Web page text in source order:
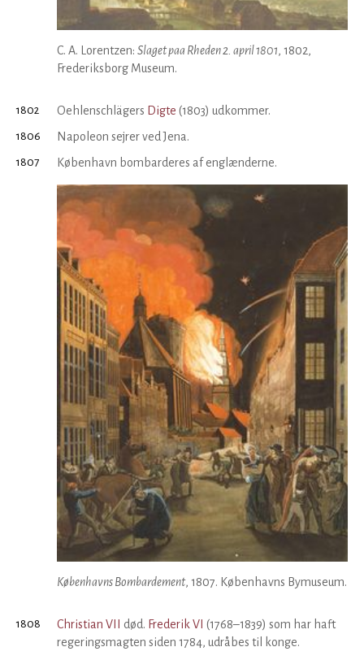
C. A. Lorentzen: Slaget paa Rheden 2. april 1801, 1802,
Frederiksborg Museum.
1802 Oehlenschlägers Digte (1803) udkommer.
1806 Napoleon sejrer ved Jena.
1807 København bombarderes af englænderne.
Københavns Bombardement, 1807. Københavns Bymuseum.
1808 Christian VII død. Frederik VI (1768–1839) som har haft
regeringsmagten siden 1784, udråbes til konge.